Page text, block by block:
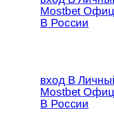
Mostbet
В России
вход В
Mostbet
В России